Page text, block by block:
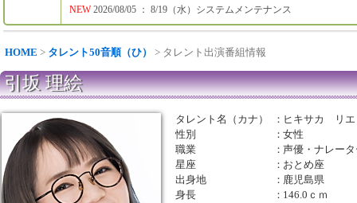
NEW2026/08/05 ： 8/19（水）システムメンテナンス
HOME > タレント50音順（ひ） > タレント出演番組情報
引坂 理絵
タレント名（カナ） ： ヒキサカ リエ
性別
：女性
職業
：声優・ナレー
星座
： おとめ座
出身地
： 鹿児島県
身長
： 146.0ｃｍ